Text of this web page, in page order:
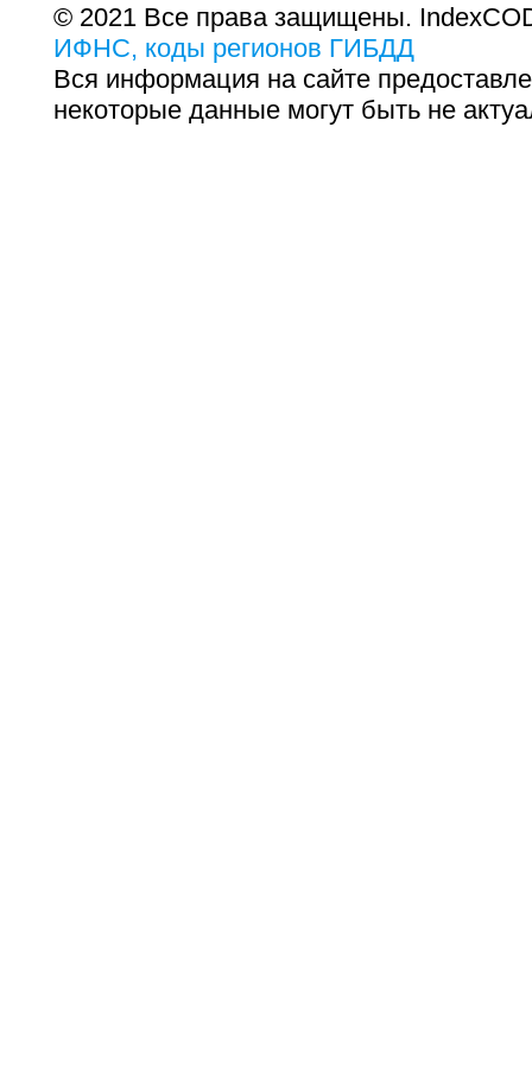
© 2021 Все права защищены.
ИФНС, коды регионов ГИБДД
Вся информация на сайте
некоторые данные могут быть не